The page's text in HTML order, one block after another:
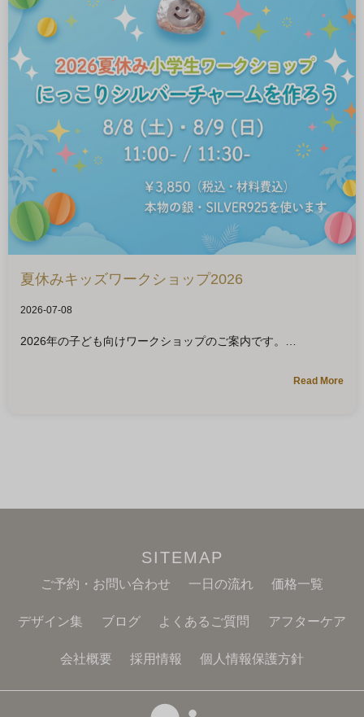
夏休みキッズワークショップ2026
2026-07-08
2026年の子ども向けワークショップのご案内です。
Read More
SITEMAP
ご予約・お問い合わせ 一日の流れ 価格一覧
デザイン集 ブログ よくあるご質問 アフターケア
会社概要 採用情報 個人情報保護方針